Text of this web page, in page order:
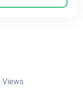
Views